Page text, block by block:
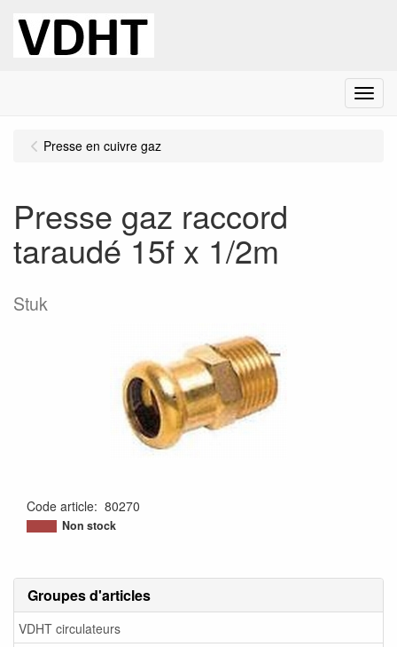
Menu
Groupes d'articles
VDHT circulateurs
Presse en cuivre gaz
Presse gaz raccord
taraudé 15f x 1/2m
Stuk
Code article: 80270
Non stock